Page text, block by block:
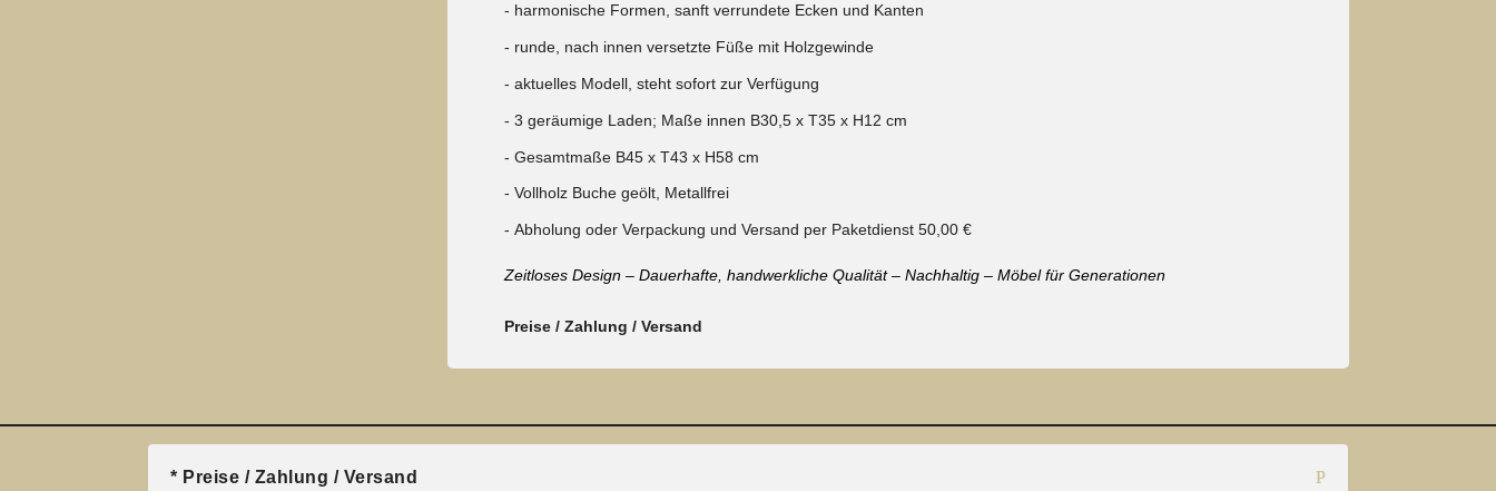
harmonische Formen, sanft verrundete Ecken und Kanten
runde, nach innen versetzte Füße mit Holzgewinde
aktuelles Modell, steht sofort zur Verfügung
3 geräumige Laden; Maße innen B30,5 x T35 x H12 cm
Gesamtmaße B45 x T43 x H58 cm
Vollholz Buche geölt, Metallfrei
Abholung oder Verpackung und Versand per Paketdienst 50,00 €
Zeitloses Design – Dauerhafte, handwerkliche Qualität – Nachhaltig – Möbel für Generationen
Preise / Zahlung / Versand
* Preise / Zahlung / Versand